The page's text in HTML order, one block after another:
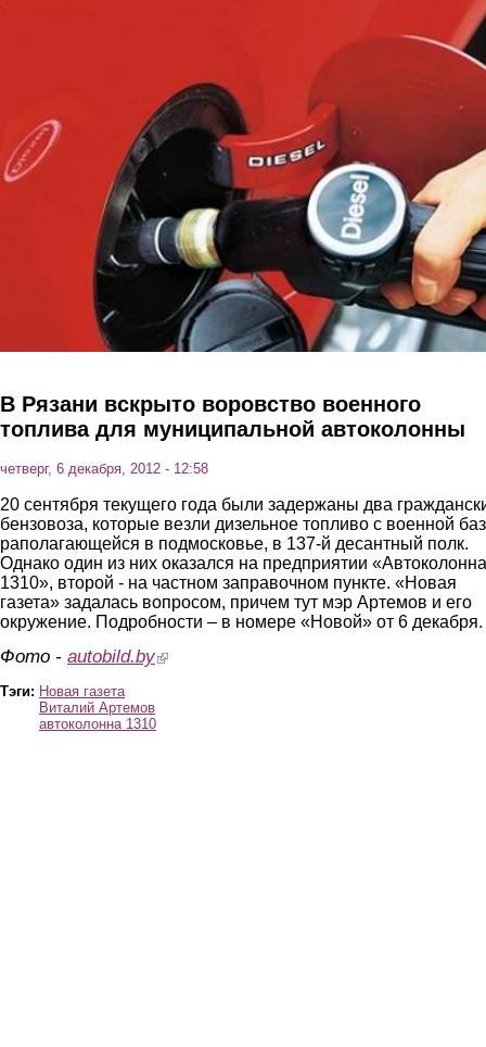
В Рязани вскрыто воровство военного
топлива для муниципальной автоколонны
четверг, 6 декабря, 2012 - 12:58
20 сентября текущего года были задержаны два
бензовоза, которые везли дизельное топливо с военной
раполагающейся в подмосковье, в 137-й десантный полк.
Однако один из них оказался на предприятии «Автоколонна
1310», второй - на частном заправочном пункте. «Новая
газета» задалась вопросом, причем тут мэр Артемов и его
окружение. Подробности – в номере «Новой» от 6 декабря.
Фото - autobild.by(link is external)
Тэги: Новая газета
Виталий Артемов
автоколонна 1310